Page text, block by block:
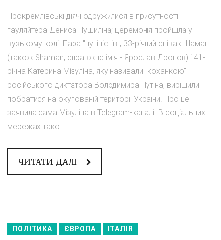
Прокремлівські діячі одружилися в присутності
гауляйтера Дениса Пушиліна; церемонія пройшла у
вузькому колі. Пара "путіністів", 33-річний співак Шаман
(також Shaman, справжнє ім'я - Ярослав Дронов) і 41-
річна Катерина Мізуліна, яку називали "коханкою"
російського диктатора Володимира Путіна, вирішили
побратися на окупованій території України. Про це
заявила сама Мізуліна в Telegram-каналі. В соціальних
мережах тако...
ЧИТАТИ ДАЛІ
ПОЛІТИКА ЄВРОПА ІТАЛІЯ